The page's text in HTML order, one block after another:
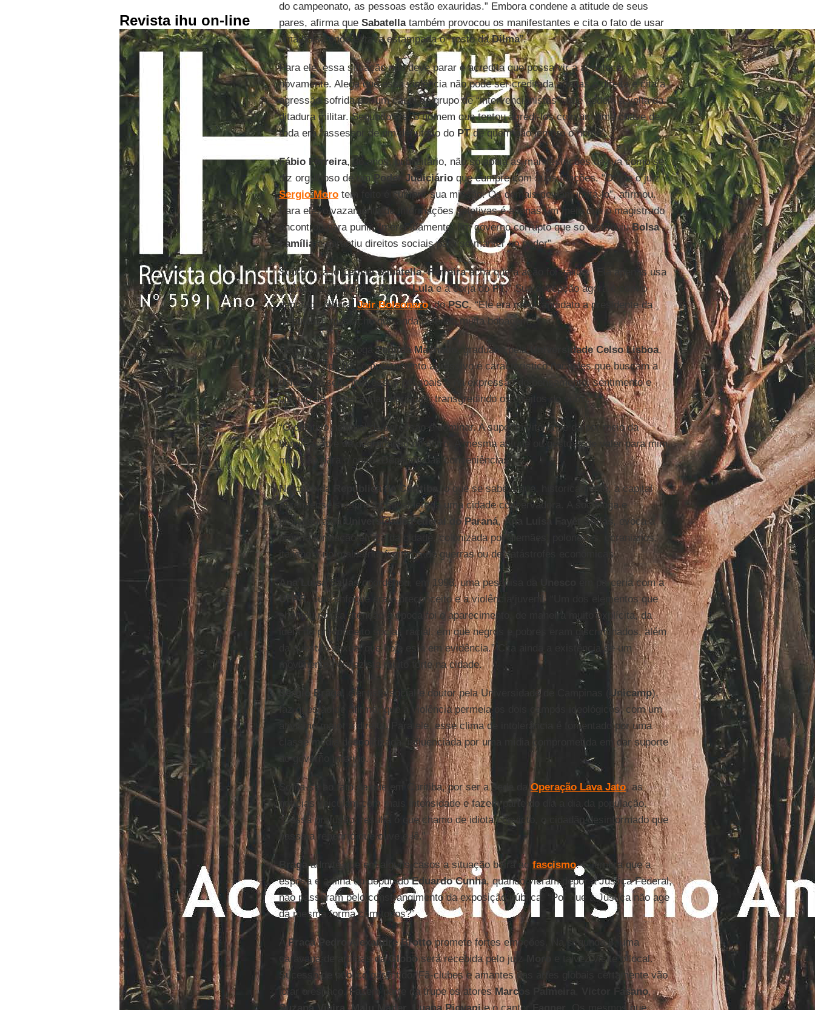
Revista ihu on-line
do campeonato, as pessoas estão exauridas.” Embora condene a atitude de seus
pares, afirma que Sabatellatambém provocou os manifestantes e cita o fato de usar
uma bolsa onde estava estampada o “rosto daDilma”.
Para ele, essa situação não deve parar e acredita que possa vir a acontecer
novamente. Alega que essa violência não pode ser creditada apenas à direita e cita a
agressão sofrida por um casal do grupo de “intervencionistas”, que pedem a volta da
ditadura militar. Segundo ele, o homem que tentou agredi-los com um uma chave de
roda era “assessor de um deputado do PTde quem não lembro o nome”.
Fábio Ferreira, 36 anos, publicitário, não só apoia as manifestações de rua como se
diz orgulhoso de um Poder Judiciárioque cumpre com suas funções. “O que o juiz
Sergio Morotem feito é cumprir sua missão. Os demais deviam imitá-lo”, afirmou.
Para ele, o vazamento de informações seletivas é apenas um meio que o magistrado
encontrou para punir, “merecidamente, um governo corrupto que só distribuiuBolsa
Família e garantiu direitos sociais para se manter no poder”.
Sobre o casoLetícia Sabatella,Ferreiraacha que a ação foi válida. “Ela apenas usa
a fama para defenderDilma,Lulae a corja doPT.” Sua decepção agora é com o
deputado federalJair Bolsonaro, doPSC. “Ele era meu candidato a presidente da
República, mas acho que anda dizendo muita bobagem.”
Segundo a psicólogaZenilda Machado , graduada pela Universidade Celso Lisboa,
RJ, esse tipo de comportamento agressivo é característico naqueles que buscam a
defesa de seus interesses pessoais e na expressão do pensamento, sentimento e
opinião de maneira inapropriadas, transgredindo os direitos do outro.
“O objetivo habitual da agressão é dominar. A suposta vitória se dá por meio da
humilhação e da degradação do outro. A mesma atitude ou gesto pode valer para mim,
mas não para o outro. Depende das conveniências”.
No caso da República de Curitiba
, o que se sabe é que, historicamente, a capital
paranaense sempre foi considerada uma cidade conservadora. A socióloga e
professora da Universidade Federal do Paraná,Ana Luísa Fayet Sallas
, evoca a
própria formação étnica da cidade, colonizada por alemães, poloneses, ucranianos,
italianos, normalmente fugitivos de guerras ou de catástrofes econômicas.
Ana Luísa Sallascoordenou, em 1998, uma pesquisa da
em parceria com a
UFPR
, cujo enfoque era o preconceito e a violência juvenil. “Um dos elementos que
chamou nossa atenção à época foi o aparecimento, de maneira muito explícita, da
ideia do preconceito social, racial, em que negros e pobres eram discriminados, além
da questão sexual que hoje está em evidência.” Cita ainda a existência de um
movimento neonazista muito forte na cidade.
Sérgio Braga , cientista social e doutor pela Universidade de Campinas ( Unicamp),
faz questão de afirmar que a violência permeia os dois campos ideológicos, com um
ativismo maior à direita. Para ele, esse clima de intolerância é fomentado por uma
classe média despolitizada, influenciada por uma mídia comprometida em dar suporte
ao governo interino.
Soma-se ao fato de que em Curitiba, por ser a sede daOperação Lava Jato, as
notícias veiculam com mais intensidade e fazem parte do dia a dia da população.
“Dessa profusão, resulta o que chamo de idiota convicto, o cidadão desinformado que
passa a repetir o que ouve e lê.”
Braga admite que em alguns casos a situação beira ao fascismo. E lembra que a
esposa e a filha do deputadoEduardo Cunha, quando vieram depor à Justiça Federal,
não passaram pelo constrangimento da exposição pública. “Por que a Justiça não age
da mesma forma com todos?”
APraça Pedro Alexandre Brottopromete fortes emoções. Na segunda 8, uma
caravana de artistas da Globoserá recebida pelo juiz
e talvez visite o local.
Sucesso de público garantido. Fã-clubes e amantes das artes globais certamente vão
lotar o espaço. Fazem parte da trupe os atoresMarcos Palmeira Victor Fasano,